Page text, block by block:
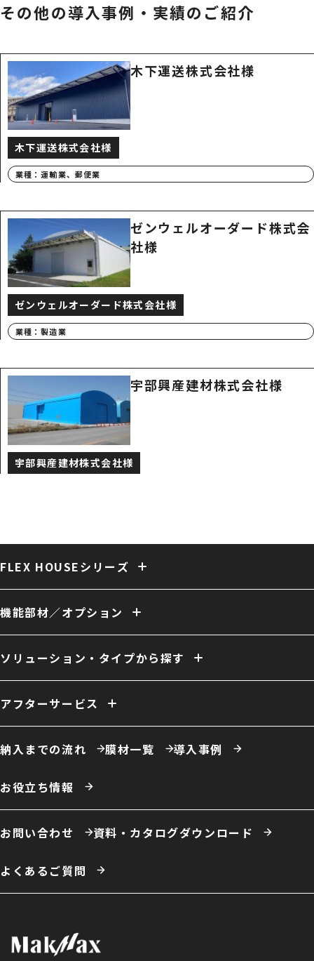
その他の導入事例・ 実績のご紹介
木下運送株式会社様
木下運送株式会社様
業種：運輸業、郵便業
ゼンウェルオーダード株式会
社様
ゼンウェルオーダード株式会社様
業種：製造業
宇部興産建材株式会社様
宇部興産建材株式会社様
FLEX HOUSEシリーズ
固定式テント倉庫 大型固定式テント倉庫
伸縮式テント倉庫
保冷・保温テント倉庫
多用途 膜構造建築
機能部材／オプション
開口／出入口 庇／側面開口 雨樋 電動シャッター
外壁
換気
ファン 照明 室内床 クレーン
ソリューション・タイプから探す
ーソリューション例
農業用倉庫
車庫・格納庫
保温・保冷対応倉庫
仮置場 室内テント
事務所・オフィス
スポーツ施設・室内運動場
室内遊戯場 展示場
エコロジー施設
テント倉庫
ハイブリッド倉庫
アフターサービス
膜材張り替え・建て替え 膜材劣化診断サービス 屋根改修
納入までの流れ 膜材一覧 導入事例
お役立ち情報
お問い合わせ 資料・カタログダウンロード
よくあるご質問